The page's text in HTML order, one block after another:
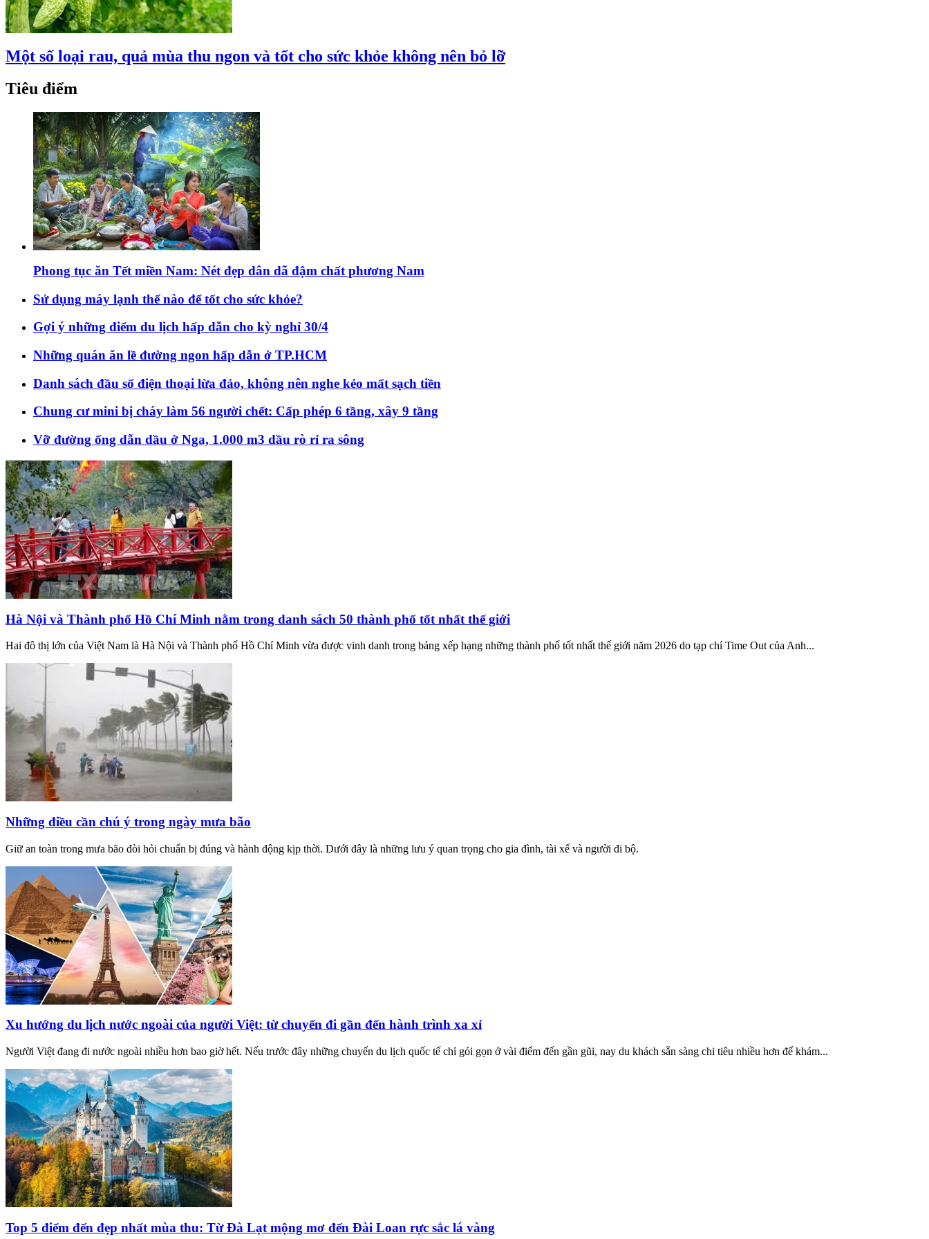
Một số loại rau, quả mùa thu ngon và tốt cho sức khỏe không nên bỏ lỡ
Tiêu điểm
Phong tục ăn Tết miền Nam: Nét đẹp dân dã đậm chất phương Nam
Sử dụng máy lạnh thế nào để tốt cho sức khỏe?
Gợi ý những điểm du lịch hấp dẫn cho kỳ nghỉ 30/4
Những quán ăn lề đường ngon hấp dẫn ở TP.HCM
Danh sách đầu số điện thoại lừa đảo, không nên nghe kẻo mất sạch tiền
Chung cư mini bị cháy làm 56 người chết: Cấp phép 6 tầng, xây 9 tầng
Vỡ đường ống dẫn dầu ở Nga, 1.000 m3 dầu rò rỉ ra sông
Hà Nội và Thành phố Hồ Chí Minh nằm trong danh sách 50 thành phố tốt nhất thế giới
Hai đô thị lớn của Việt Nam là Hà Nội và Thành phố Hồ Chí Minh vừa được vinh danh trong bảng xếp hạng những thành phố tốt nhất thế giới năm 2026 do tạp chí Time Out của Anh...
Những điều cần chú ý trong ngày mưa bão
Giữ an toàn trong mưa bão đòi hỏi chuẩn bị đúng và hành động kịp thời. Dưới đây là những lưu ý quan trọng cho gia đình, tài xế và người đi bộ.
Xu hướng du lịch nước ngoài của người Việt: từ chuyến đi gần đến hành trình xa xỉ
Người Việt đang đi nước ngoài nhiều hơn bao giờ hết. Nếu trước đây những chuyến du lịch quốc tế chỉ gói gọn ở vài điểm đến gần gũi, nay du khách sẵn sàng chi tiêu nhiều hơn để khám...
Top 5 điểm đến đẹp nhất mùa thu: Từ Đà Lạt mộng mơ đến Đài Loan rực sắc lá vàng